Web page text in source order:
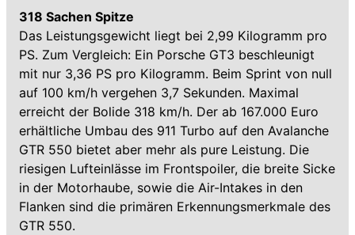
318 Sachen Spitze
Das Leistungsgewicht liegt bei 2,99 Kilogramm pro
PS. Zum Vergleich: Ein Porsche GT3 beschleunigt
mit nur 3,36 PS pro Kilogramm. Beim Sprint von null
auf 100 km/h vergehen 3,7 Sekunden. Maximal
erreicht der Bolide 318 km/h. Der ab 167.000 Euro
erhältliche Umbau des 911 Turbo auf den Avalanche
GTR 550 bietet aber mehr als pure Leistung. Die
riesigen Lufteinlässe im Frontspoiler, die breite Sicke
in der Motorhaube, sowie die Air-Intakes in den
Flanken sind die primären Erkennungsmerkmale des
GTR 550.